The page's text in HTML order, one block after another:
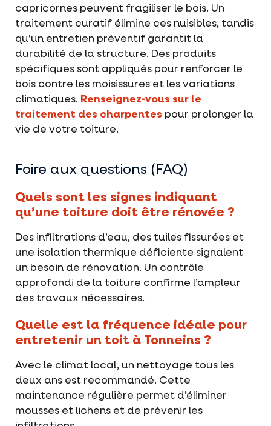
capricornes peuvent fragiliser le bois. Un
traitement curatif élimine ces nuisibles, tandis
qu’un entretien préventif garantit la
durabilité de la structure. Des produits
spécifiques sont appliqués pour renforcer le
bois contre les moisissures et les variations
climatiques. Renseignez-vous sur le
traitement des charpentes pour prolonger la
vie de votre toiture.
Foire aux questions (FAQ)
Quels sont les signes indiquant
qu’une toiture doit être rénovée ?
Des infiltrations d’eau, des tuiles fissurées et
une isolation thermique déficiente signalent
un besoin de rénovation. Un contrôle
approfondi de la toiture confirme l’ampleur
des travaux nécessaires.
Quelle est la fréquence idéale pour
entretenir un toit à Tonneins ?
Avec le climat local, un nettoyage tous les
deux ans est recommandé. Cette
maintenance régulière permet d’éliminer
mousses et lichens et de prévenir les